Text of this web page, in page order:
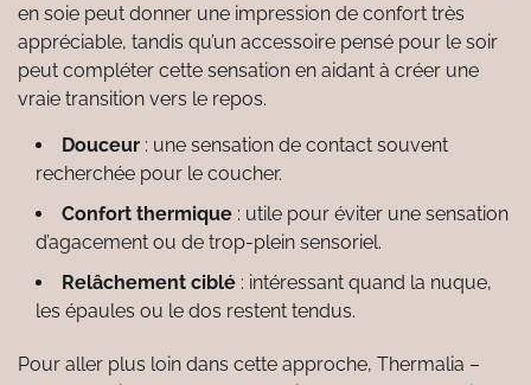
en soie peut donner une impression de confort très
appréciable, tandis qu’un accessoire pensé pour le soir
peut compléter cette sensation en aidant à créer une
vraie transition vers le repos.
Douceur : une sensation de contact souvent
recherchée pour le coucher.
Confort thermique : utile pour éviter une sensation
d’agacement ou de trop-plein sensoriel.
Relâchement ciblé : intéressant quand la nuque,
les épaules ou le dos restent tendus.
Pour aller plus loin dans cette approche, Thermalia –